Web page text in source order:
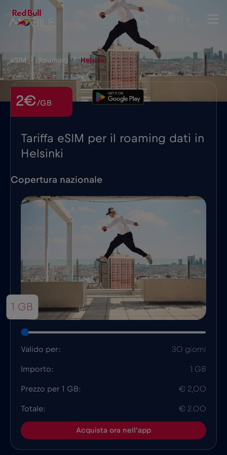
eSIM Roaming Helsinki
Tariffa eSIM per il roaming dati in
Helsinki
2€/GB
Copertura nazionale
1 GB
Valido per: 30 giorni
Importo: 1 GB
Prezzo per 1 GB: € 2,00
Totale: € 2.00
Acquista ora nell'app